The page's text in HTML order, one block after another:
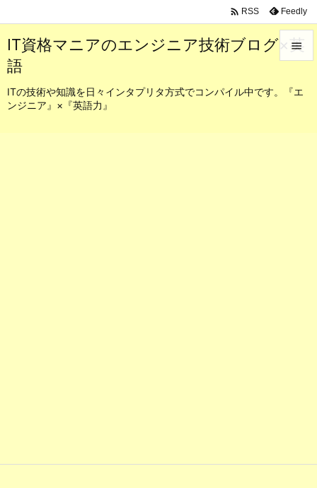
IT資格マニアのエンジニア技術ブログ×英
語
ITの技術や知識を日々インタプリタ方式でコンパイル中です。『エ
ンジニア』×『英語力』

メニュ
 RSS Feedly